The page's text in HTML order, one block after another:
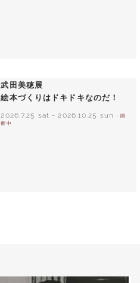
武田美穂展
絵本づくりはドキドキなのだ！
2026.7.25 sat - 2026.10.25 sun
- 開
催中